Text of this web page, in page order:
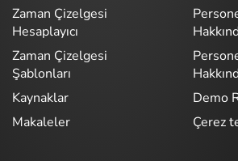
Zaman Çizelgesi
Hesaplayıcı
Zaman Çizelgesi
Şablonları
Kaynaklar
Makaleler
Demo
Çerez